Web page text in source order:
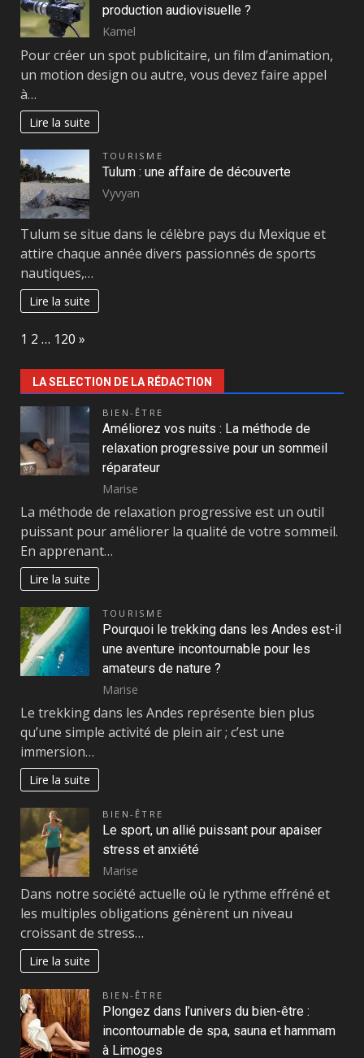
production audiovisuelle ?
Kamel
Pour créer un spot publicitaire, un film d’animation,
un motion design ou autre, vous devez faire appel
à…
Lire la suite
TOURISME
Tulum : une affaire de découverte
Vyvyan
Tulum se situe dans le célèbre pays du Mexique et
attire chaque année divers passionnés de sports
nautiques,…
Lire la suite
Page:
1 2 … 120 Next
»
LA SELECTION DE LA RÉDACTION
BIEN-ÊTRE
Améliorez vos nuits : La méthode de
relaxation progressive pour un sommeil
réparateur
Marise
La méthode de relaxation progressive est un outil
puissant pour améliorer la qualité de votre sommeil.
En apprenant…
Lire la suite
TOURISME
Pourquoi le trekking dans les Andes est-il
une aventure incontournable pour les
amateurs de nature ?
Marise
Le trekking dans les Andes représente bien plus
qu’une simple activité de plein air ; c’est une
immersion…
Lire la suite
BIEN-ÊTRE
Le sport, un allié puissant pour apaiser
stress et anxiété
Marise
Dans notre société actuelle où le rythme effréné et
les multiples obligations génèrent un niveau
croissant de stress…
Lire la suite
BIEN-ÊTRE
Plongez dans l’univers du bien-être :
incontournable de spa, sauna et hammam
à Limoges